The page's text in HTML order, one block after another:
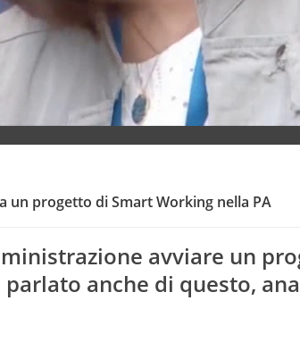
un progetto di Smart Working nella PA
avviare un
parlato anche di questo,